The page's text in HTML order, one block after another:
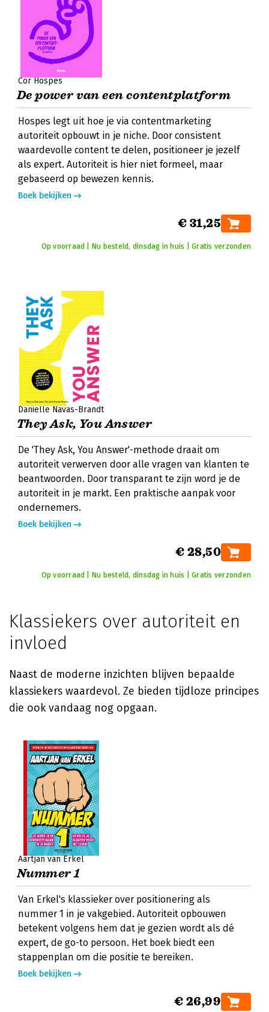
Cor Hospes
De power van een contentplatform
Hospes legt uit hoe je via contentmarketing
autoriteit opbouwt in je niche. Door consistent
waardevolle content te delen, positioneer je jezelf
als expert. Autoriteit is hier niet formeel, maar
gebaseerd op bewezen kennis.
Boek bekijken
€ 31,25
Op voorraad | Nu besteld, dinsdag in huis | Gratis verzonden
Danielle Navas-Brandt
They Ask, You Answer
De 'They Ask, You Answer'-methode draait om
autoriteit verwerven door alle vragen van klanten te
beantwoorden. Door transparant te zijn word je de
autoriteit in je markt. Een praktische aanpak voor
ondernemers.
Boek bekijken
€ 28,50
Op voorraad | Nu besteld, dinsdag in huis | Gratis verzonden
Klassiekers over autoriteit en
invloed
Naast de moderne inzichten blijven bepaalde
klassiekers waardevol. Ze bieden tijdloze principes
die ook vandaag nog opgaan.
Aartjan van Erkel
Nummer 1
Van Erkel's klassieker over positionering als
nummer 1 in je vakgebied. Autoriteit opbouwen
betekent volgens hem dat je gezien wordt als dé
expert, de go-to persoon. Het boek biedt een
stappenplan om die positie te bereiken.
Boek bekijken
€ 26,99